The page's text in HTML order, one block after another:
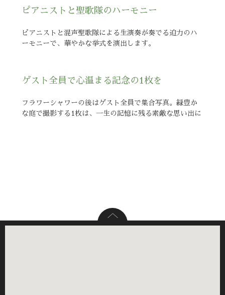
ピアニストと聖歌隊のハーモニー
ピアニストと混声聖歌隊による生演奏が奏でる迫力のハ
ーモニーで、華やかな挙式を演出します。
ゲスト全員で心温まる記念の1枚を
フラワーシャワーの後はゲスト全員で集合写真。緑豊か
な庭で撮影する1枚は、一生の記憶に残る素敵な思い出に